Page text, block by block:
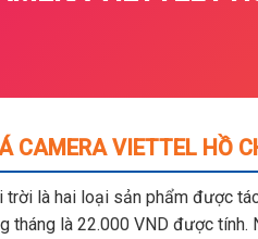
CAMERA VIETTEL HỒ
trời là hai loại sản phẩm được
tháng là 22.000 VND được